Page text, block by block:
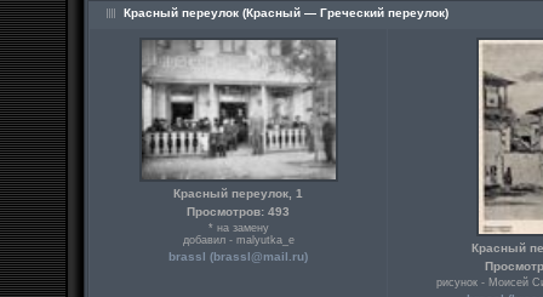
Красный переулок (Красный — Греческий переулок)
Красный переулок, 1
Просмотров: 493
* на замену
добавил - malyutka_e
brassl (brassl@mail.ru)
Красный
рисунок - Моисей